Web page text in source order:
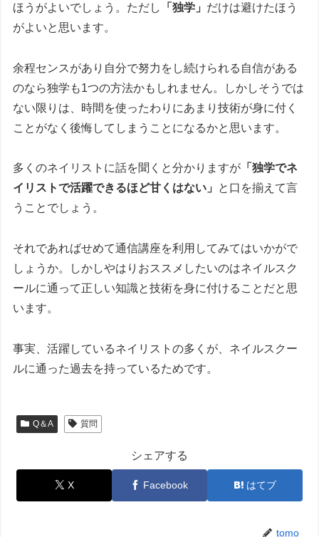
ほうがよいでしょう。ただし
「独学」 だけは避けたほう
がよいと思います。
余程センスがあり自分で努力をし続けられる自信がある
のなら独学も1つの方法かもしれません。しかしそうでは
ない限りは、時間を使ったわりにあまり技術が身に付く
ことがなく後悔してしまうことになるかと思います。
多くのネイリストに話を聞くと分かりますが 「独学でネ
イリストで活躍できるほど甘くはない」
と口を揃えて言
うことでしょう。
それであればせめて通信講座を利用してみてはいかがで
しょうか。しかしやはりおススメしたいのはネイルスク
ールに通って正しい知識と技術を身に付けることだと思
います。
事実、活躍しているネイリストの多くが、ネイルスクー
ルに通った過去を持っているためです。
Q＆A 質問
シェアする
X Facebook はてブ
tomo